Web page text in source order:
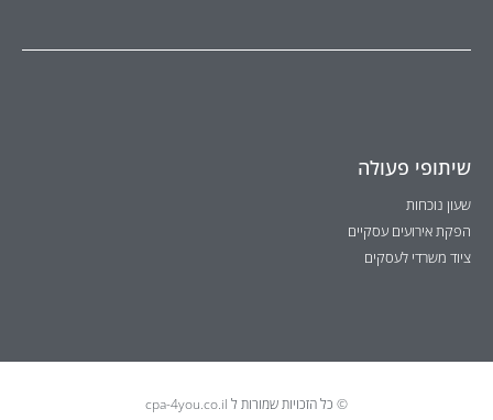
שיתופי פעולה
שעון נוכחות
הפקת אירועים עסקיים
ציוד משרדי לעסקים
© כל הזכויות שמורות ל cpa-4you.co.il